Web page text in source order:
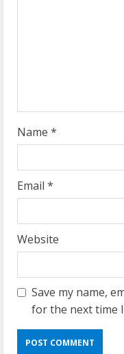
g
Name *
Email *
Website
Save my name,
for the next time